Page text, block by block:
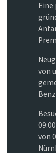
Eine
von
von